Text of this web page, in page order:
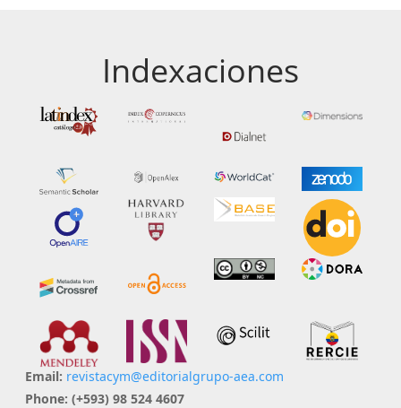
Indexaciones
Email: revistacym@editorialgrupo-aea.com
Phone: (+593) 98 524 4607